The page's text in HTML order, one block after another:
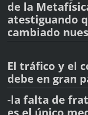
de la
atestiguando
cambiado
El tráfico y el
debe en gran
-la falta de